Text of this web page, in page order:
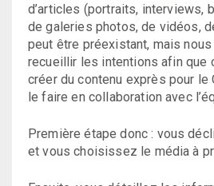
d’articles (portraits, interviews,
de galeries photos, de vidéos,
peut être préexistant, mais
recueillir les intentions afin que
créer du contenu exprès pour le
le faire en collaboration avec
Première étape donc : vous
et vous choisissez le média à